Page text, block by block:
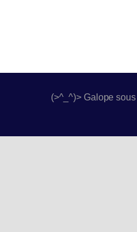
(>^_^)> Galope sous